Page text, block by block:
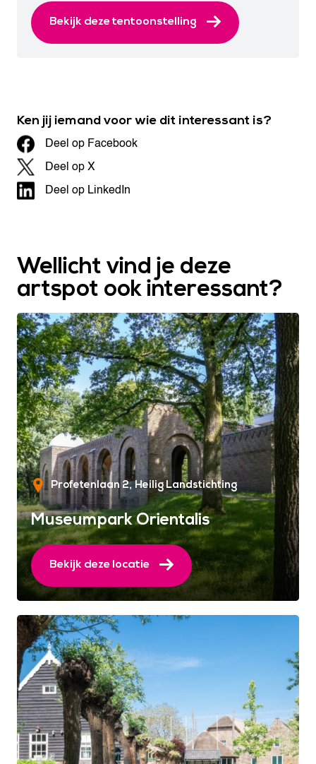
Bekijk deze tentoonstelling
Ken jij iemand voor wie dit interessant is?
Deel op Facebook
Deel op X
Deel op LinkedIn
Wellicht vind je deze
artspot ook interessant?
Profetenlaan 2 Heilig Landstichting
Museumpark Orientalis
Bekijk deze locatie